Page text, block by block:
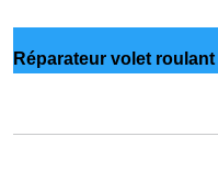
Réparateur volet